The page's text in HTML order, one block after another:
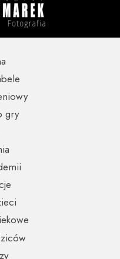
gry